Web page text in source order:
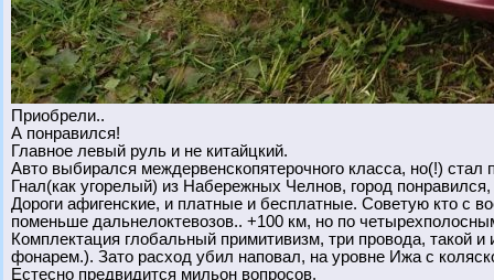
Приобрели..
А понравился!
Главное левый руль и не китайцкий.
Авто выбирался междервенскопятерочного класса, но(!) стал
Гнал(как угорелый) из Набережных Челнов, город понравился,
Дороги афигенские, и платные и бесплатные. Советую кто с
поменьше дальнелоктевозов.. +100 км, но по
Комплектация глобальный примитивизм, три провода, такой
фонарем.). Зато расход убил наповал, на уровне Ижа с
Естесно предвидится мильон вопросов.